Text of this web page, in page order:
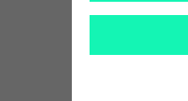
Meine